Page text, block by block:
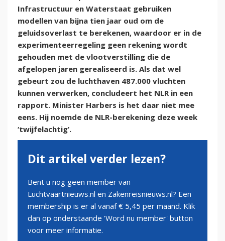
Infrastructuur en Waterstaat gebruiken
modellen van bijna tien jaar oud om de
geluidsoverlast te berekenen, waardoor er in de
experimenteerregeling geen rekening wordt
gehouden met de vlootverstilling die de
afgelopen jaren gerealiseerd is. Als dat wel
gebeurt zou de luchthaven 487.000 vluchten
kunnen verwerken, concludeert het NLR in een
rapport. Minister Harbers is het daar niet mee
eens. Hij noemde de NLR-berekening deze week
‘twijfelachtig’.
Dit artikel verder lezen?
Bent u nog geen member van
Luchtvaartnieuws.nl en Zakenreisnieuws.nl? Een
membership is er al vanaf € 5,45 per maand. Klik
dan op onderstaande 'Word nu member' button
voor meer informatie.